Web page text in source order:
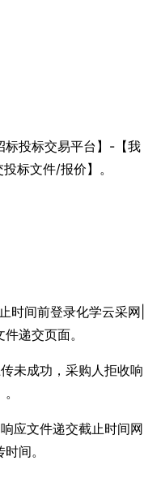
标投标交易平台】-【我
标文件/报价】。
时间前登录化学云采网|
递交页面。
未成功，采购人拒收响
应文件递交截止时间网
间。